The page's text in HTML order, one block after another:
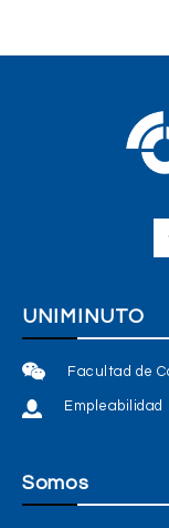
UNIMINUTO
Facultad de
Empleabilidad
Somos